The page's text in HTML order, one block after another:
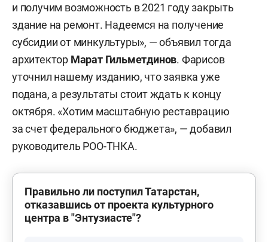
и получим возможность в 2021 году закрыть
здание на ремонт. Надеемся на получение
субсидии от минкультуры», — объявил тогда
архитектор Марат Гильметдинов. Фарисов
уточнил нашему изданию, что заявка уже
подана, а результаты стоит ждать к концу
октября. «Хотим масштабную реставрацию
за счет федерального бюджета», — добавил
руководитель РОО-ТНКА.
Правильно ли поступил Татарстан,
отказавшись от проекта культурного
центра в "Энтузиасте"?